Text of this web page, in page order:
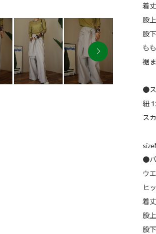
着
股
股
も
裾
●ス
紐
ス
●
ウ
ヒ
着
股
股